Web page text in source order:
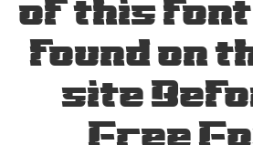
of this font
found on
site
Free